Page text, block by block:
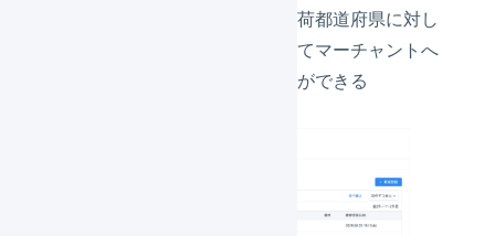
配送実績の梱包サイズ、出荷都道府県に対し
て配送料金表の金額を乗じてマーチャントへ
の請求金額を集計することができる